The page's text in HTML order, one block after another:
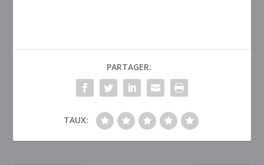
PARTAGER:
TAUX: